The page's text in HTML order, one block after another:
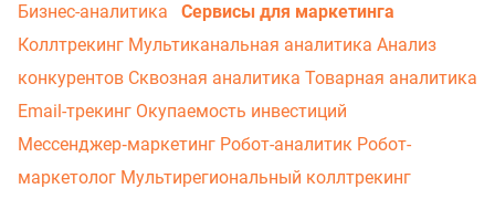
Бизнес-аналитика
Сервисы для маркетинга
Коллтрекинг Мультиканальная аналитика Анализ
конкурентов Сквозная аналитика Товарная аналитика
Email-трекинг Окупаемость инвестиций
Мессенджер‑маркетинг Робот-аналитик Робот-
маркетолог Мультирегиональный коллтрекинг